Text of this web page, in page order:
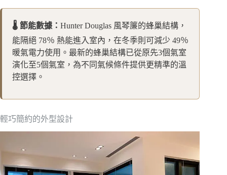
🌡️ 節能數據： Hunter Douglas 風琴簾的蜂巢結構，
能隔絕 78％ 熱能進入室內，在冬季則可減少 49％
暖氣電力使用。最新的蜂巢結構已從原先3個氣室
演化至5個氣室，為不同氣候條件提供更精準的溫
控選擇。
輕巧簡約的外型設計